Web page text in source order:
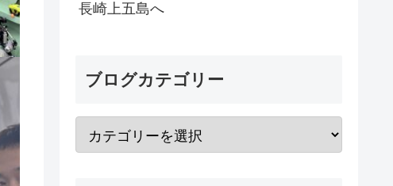
長崎上五島へ
ブログカテゴリー